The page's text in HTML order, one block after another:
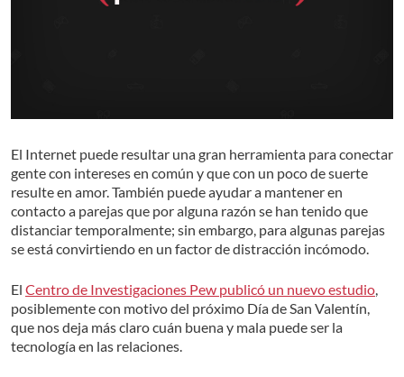
El Internet puede resultar una gran herramienta para conectar
gente con intereses en común y que con un poco de suerte
resulte en amor. También puede ayudar a mantener en
contacto a parejas que por alguna razón se han tenido que
distanciar temporalmente; sin embargo, para algunas parejas
se está convirtiendo en un factor de distracción incómodo.
El Centro de Investigaciones Pew publicó un nuevo estudio,
posiblemente con motivo del próximo Día de San Valentín,
que nos deja más claro cuán buena y mala puede ser la
tecnología en las relaciones.